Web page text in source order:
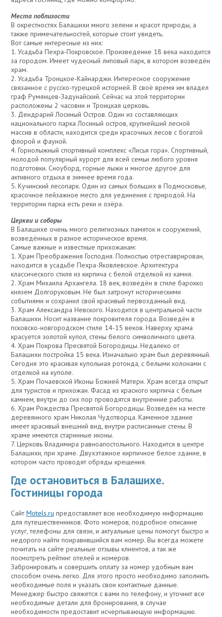
Места поблизости
В окрестностях Балашихи много зелени и красот природы, а
также примечательностей, которые стоит увидеть.
Вот самые интересные из них:
1. Усадьба Пехра-Покровское. Произведение 18 века находится
за городом. Имеет чудесный липовый парк, в котором возведён
храм.
2. Усадьба Троицкое-Кайнарджи. Интересное сооружение
связанное с русско-турецкой историей. В своё время им владел
граф Румянцев-Задунайский. Сейчас на этой территории
расположены 2 часовни и Троицкая церковь.
3. Дендрарий Лосиный Остров. Один из составляющих
национального парка Лосиный остров, крупнейший лесной
массив в области, находится среди красочных лесов с богатой
флорой и фауной.
4. Горнолыжный спортивный комплекс «Лисья гора». Спортивный,
молодой популярный курорт для всей семьи любого уровня
подготовки. Сноуборд, горные лыжи и многое другое для
активного отдыха в зимнее время года.
5. Кучинский лесопарк. Один из самых больших в Подмосковье,
красочное пейзажное место для уединения с природой. На
территории парка есть реки и озёра.
Церкви и соборы
В Балашихе очень много религиозных памяток и сооружений,
возведённых в разное историческое время.
Самые важные и известные прихожанам:
1. Храм Преображения Господня. Полностью отреставрирован,
находится в усадьбе Пехра-Яковлевское. Архитектура
классического стиля из кирпича с белой отделкой из камня.
2. Храм Михаила Архангела. 18 век, возведён в стиле барокко
князем Долгоруковым. Не был затронут историческими
событиями и сохранил свой красивый первозданный вид.
3. Храм Александра Невского. Находится в центральной части
Балашихи. Носит название покровителя города. Возведён в
псковско-новгородском стиле 14-15 веков. Наверху храма
красуется золотой купол, стены белого символичного цвета.
4. Храм Покрова Пресвятой Богородицы. Недалеко от
Балашихи постройка 15 века. Изначально храм был деревянный.
Сегодня это красивая купольная ротонда, с белыми колонами с
отделкой на куполе.
5. Храм Почаевской Иконы Божией Матери. Храм всегда открыт
для туристов и прихожан. Фасад из красного кирпича с белым
камнем, внутри до сих пор проводятся внутренние работы.
6. Храм Рождества Пресвятой Богородицы. Возведён на месте
деревянного храм Николая Чудотворца. Каменное здание
имеет красивый внешний вид, внутри расписанные стены. В
храме имеются старинные иконы.
7. Церковь Владимира равноапостольного. Находится в центре
Балашихи, при храме. Двухэтажное кирпичное белое здание, в
котором часто проводят обряды крещения.
Где остановиться в Балашихе.
Гостиницы города
СайтMotels.ru предоставляет всю необходимую информацию
для путешественников. Фото номеров, подробное описание
услуг, телефоны для связи, и актуальные цены помогут быстро и
недорого найти понравившийся вам номер. Вы всегда можете
почитать на сайте реальные отзывы клиентов, а так же
посмотреть рейтинг отелей и номеров.
Забронировать и совершить оплату за номер удобным вам
способом очень легко. Для этого просто необходимо заполнить
необходимые поля и указать свои контактные данные.
Менеджер быстро свяжется с вами по телефону, и уточнит все
необходимые детали для бронирования, в случае
необходимости предоставит исчерпывающую информацию.